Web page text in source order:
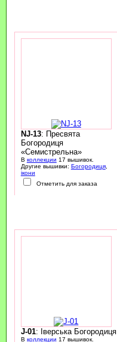
NJ-13: Пресвята
Богородиця
«Семистрельна»
В коллекции 17 вышивок.
Другие вышивки: Богородиця,
ікони
Отметить для заказа
J-01: Іверська Богородиця
В коллекции 17 вышивок.